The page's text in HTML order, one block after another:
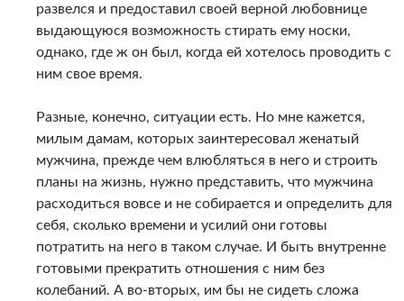
развелся и предоставил своей верной любовнице
выдающуюся возможность стирать ему носки,
однако, где ж он был, когда ей хотелось проводить с
ним свое время.
Разные, конечно, ситуации есть. Но мне кажется,
милым дамам, которых заинтересовал женатый
мужчина, прежде чем влюбляться в него и строить
планы на жизнь, нужно представить, что мужчина
расходиться вовсе и не собирается и определить для
себя, сколько времени и усилий они готовы
потратить на него в таком случае. И быть внутренне
готовыми прекратить отношения с ним без
колебаний. А во-вторых, им бы не сидеть сложа